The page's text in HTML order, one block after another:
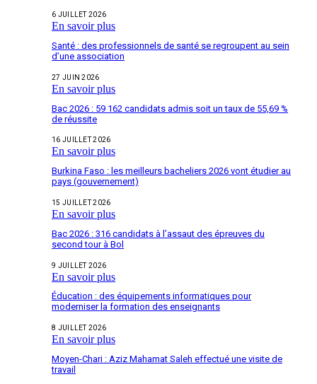
6 JUILLET 2026
En savoir plus
Santé : des professionnels de santé se regroupent au sein
d’une association
27 JUIN 2026
En savoir plus
Bac 2026 : 59 162 candidats admis soit un taux de 55,69 %
de réussite
16 JUILLET 2026
En savoir plus
Burkina Faso : les meilleurs bacheliers 2026 vont étudier au
pays (gouvernement)
15 JUILLET 2026
En savoir plus
Bac 2026 : 316 candidats à l’assaut des épreuves du
second tour à Bol
9 JUILLET 2026
En savoir plus
Éducation : des équipements informatiques pour
moderniser la formation des enseignants
8 JUILLET 2026
En savoir plus
Moyen-Chari : Aziz Mahamat Saleh effectué une visite de
travail